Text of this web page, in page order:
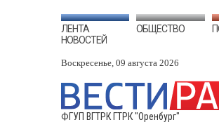
ЛЕНТА
НОВОСТЕЙ
ОБЩЕСТВО
Воскресенье, 09 августа 2026
ФГУП ВГТРК ГТРК "Оренбург"